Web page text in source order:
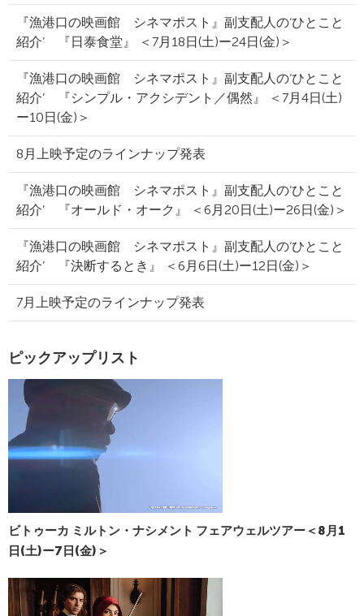
『漁港口の映画館 シネマポスト』副支配人の‘ひとこと
紹介’ 『日泰食堂』 ＜7月18日(土)ー24日(金)＞
『漁港口の映画館 シネマポスト』副支配人の‘ひとこと
紹介’ 『シンプル・アクシデント／偶然』 ＜7月4日(土)
ー10日(金)＞
8月上映予定のラインナップ発表
『漁港口の映画館 シネマポスト』副支配人の‘ひとこと
紹介’ 『オールド・オーク』 ＜6月20日(土)ー26日(金)＞
『漁港口の映画館 シネマポスト』副支配人の‘ひとこと
紹介’ 『決断するとき』 ＜6月6日(土)ー12日(金)＞
7月上映予定のラインナップ発表
ピックアップリスト
ビトゥーカ ミルトン・ナシメント フェアウェルツアー＜8月1
日(土)ー7日(金)＞